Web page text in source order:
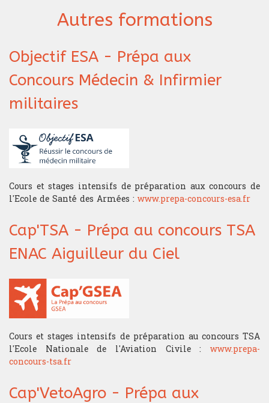
Vous êtes ici
Autres formations
Objectif ESA - Prépa aux
Concours Médecin & Infirmier
militaires
Cours et stages intensifs de préparation aux concours de
l'Ecole de Santé des Armées : www.prepa-concours-esa.fr
Cap'TSA - Prépa au concours TSA
ENAC Aiguilleur du Ciel
Cours et stages intensifs de préparation au concours TSA
l'Ecole Nationale de l'Aviation Civile : www.prepa-
concours-tsa.fr
Cap'VetoAgro - Prépa aux